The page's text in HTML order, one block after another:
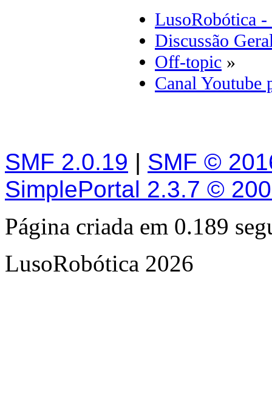
LusoRobótica -
Discussão
Off-topic »
Canal Youtube
SMF 2.0.19 | SMF ©
SimplePortal 2.3.7 ©
Página criada em 0.189
LusoRobótica 2026